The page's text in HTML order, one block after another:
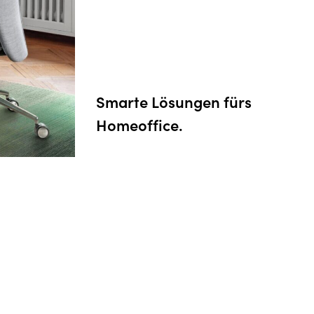
Bewusst nachhaltig.
Einfach komfortabel.